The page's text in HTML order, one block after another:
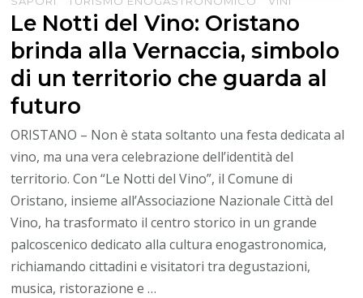
Le Notti del Vino: Oristano
brinda alla Vernaccia, simbolo
di un territorio che guarda al
futuro
ORISTANO – Non è stata soltanto una festa dedicata al
vino, ma una vera celebrazione dell’identità del
territorio. Con “Le Notti del Vino”, il Comune di
Oristano, insieme all’Associazione Nazionale Città del
Vino, ha trasformato il centro storico in un grande
palcoscenico dedicato alla cultura enogastronomica,
richiamando cittadini e visitatori tra degustazioni,
musica, ristorazione e …